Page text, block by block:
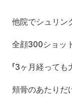
他院でシュリン
全顔300ショッ
「3ヶ月経っても
頬骨のあたりだ